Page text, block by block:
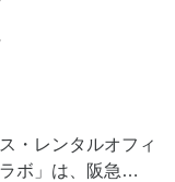
・レンタルオフィ
ボ」は、阪急…